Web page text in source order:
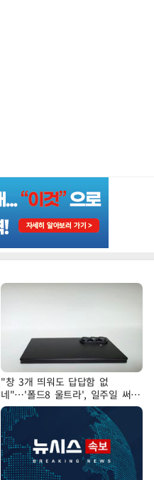
"창 3개 띄워도 답답함 없
네"…'폴드8 울트라', 일주일 써보
니